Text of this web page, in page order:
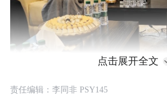
Abdulehaman Al-Omari（中）
点击展开全文
责任编辑：李同非 PSY145